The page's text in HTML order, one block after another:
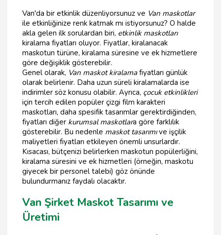
Van'da bir etkinlik düzenliyorsunuz ve Van maskotlar
ile etkinliğinize renk katmak mı istiyorsunuz? O halde
akla gelen ilk sorulardan biri, etkinlik maskotları
kiralama fiyatları oluyor. Fiyatlar, kiralanacak
maskotun türüne, kiralama süresine ve ek hizmetlere
göre değişiklik gösterebilir.
Genel olarak, Van maskot kiralamafiyatları günlük
olarak belirlenir. Daha uzun süreli kiralamalarda ise
indirimler söz konusu olabilir. Ayrıca, çocuk etkinlikleri
için tercih edilen popüler çizgi film karakteri
maskotları, daha spesifik tasarımlar gerektirdiğinden,
fiyatları diğer kurumsal maskotlara göre farklılık
gösterebilir. Bu nedenle maskot tasarımıve işçilik
maliyetleri fiyatları etkileyen önemli unsurlardır.
Kısacası, bütçenizi belirlerken maskotun popülerliğini,
kiralama süresini ve ek hizmetleri (örneğin, maskotu
giyecek bir personel talebi) göz önünde
bulundurmanız faydalı olacaktır.
Van Şirket Maskot Tasarımı ve
Üretimi